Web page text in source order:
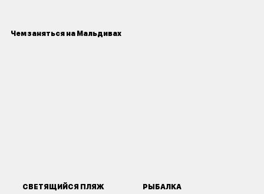
Чем заняться на Мальдивах
СВЕТЯЩИЙСЯ ПЛЯЖ РЫБАЛКА